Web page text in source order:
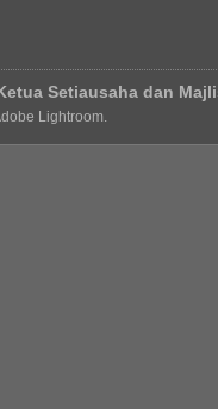
Setiausaha dan
Lightroom.